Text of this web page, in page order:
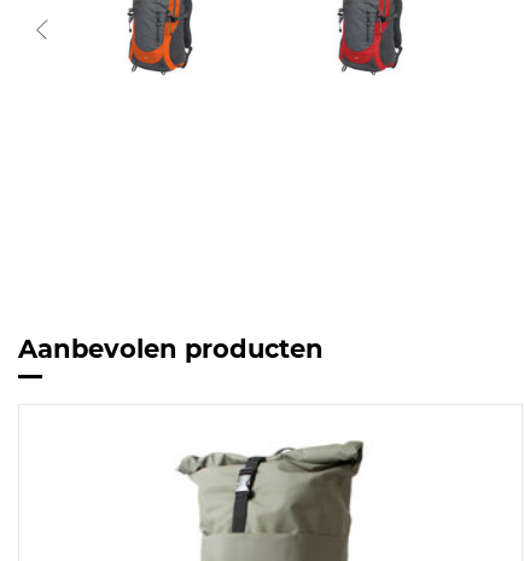
Aanbevolen producten